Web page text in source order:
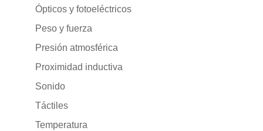
Ópticos y fotoeléctricos
Peso y fuerza
Presión atmosférica
Proximidad inductiva
Sonido
Táctiles
Temperatura